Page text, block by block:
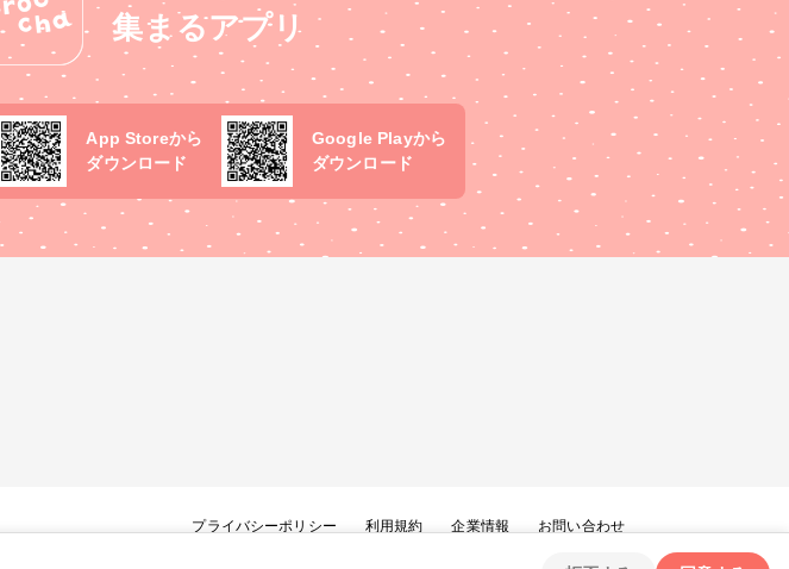
集まるアプリ
App Storeから
ダウンロード
Google Playから
ダウンロード
プライバシーポリシー 利用規約 企業情報 お問い合わせ